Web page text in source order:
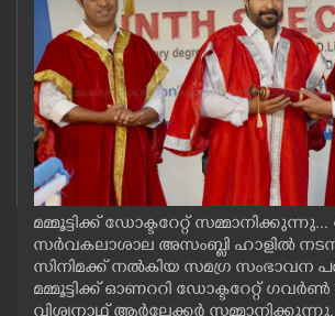
OBITUARY
NEWS 360
CASE DIARY
CINEMA
OPINION
മമ്മൂട്ടിക്ക് ഡോക്ടറേറ്റ്
സർവകലാശാല അസംബ്ലി ഹാളിൽ
സിനിമക്ക് നൽകിയ സമഗ്ര സംഭാവന
മമ്മൂട്ടിക്ക് ഓണറ‌റി ഡോക്ടറേറ്റ് ഗവർൺ